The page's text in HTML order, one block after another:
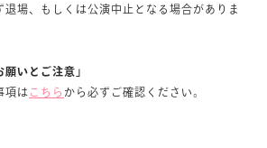
退場、もしくは公演中止となる場合がありま
願いとご注意」
項は こちら から必ずご確認ください。